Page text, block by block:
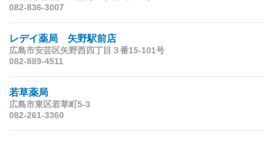
082-836-3007
レデイ薬局 矢野駅前店
広島市安芸区矢野西四丁目３番15-101号
082-889-4511
若草薬局
広島市東区若草町5-3
082-261-3360